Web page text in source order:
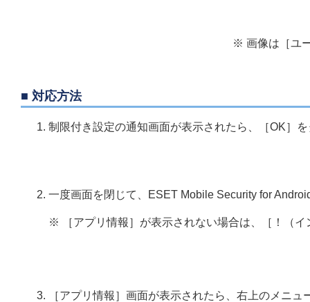
※ 画像は［ユ
■ 対応方法
制限付き設定の通知画面が表示されたら、［OK］
一度画面を閉じて、ESET Mobile Security for
※ ［アプリ情報］が表示されない場合は、［！（
［アプリ情報］画面が表示されたら、右上のメニ